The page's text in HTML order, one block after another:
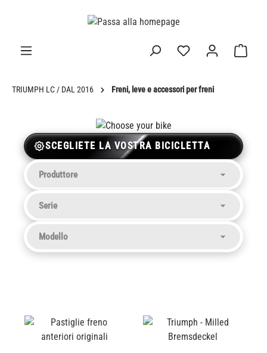
TRIUMPH LC / DAL 2016 Freni, leve e accessori per freni
SCEGLIETE LA VOSTRA BICICLETTA